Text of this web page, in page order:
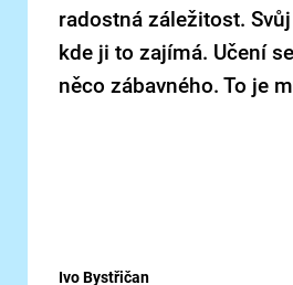
radostná záležitost.
kde ji to zajímá. Učení
něco zábavného. To je
Ivo Bystřičan